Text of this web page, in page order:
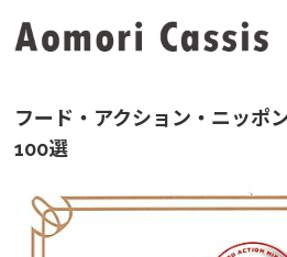
フード・アクション・ニッポ
100選